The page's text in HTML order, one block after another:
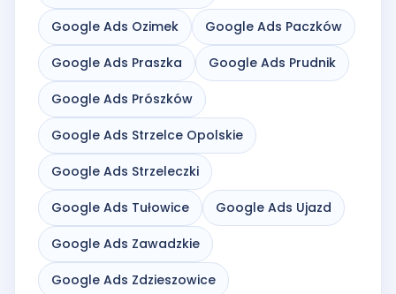
Google Ads Ozimek Google Ads Paczków
Google Ads Praszka Google Ads Prudnik
Google Ads Prószków
Google Ads Strzelce Opolskie
Google Ads Strzeleczki
Google Ads Tułowice Google Ads Ujazd
Google Ads Zawadzkie
Google Ads Zdzieszowice